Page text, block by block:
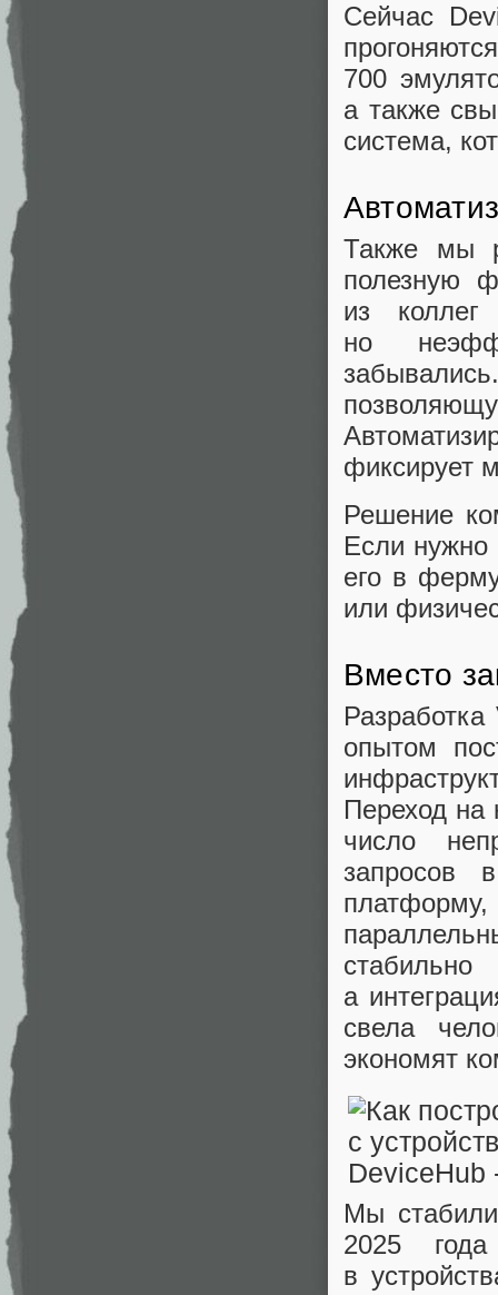
Сейчас
700
а также
система,
Также мы
полезную
из
но
фиксирует
Решение
Если нужно
его в
или
Вместо
опытом
Переход на
число
запросов
а
свела
экономят
Мы
2025
в